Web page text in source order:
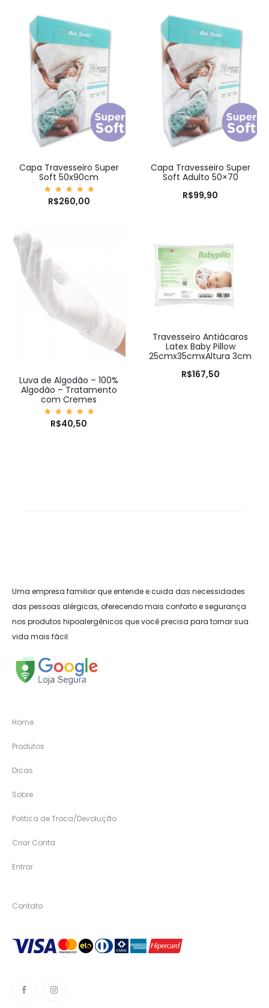
Capa Travesseiro Super
Soft 50x90cm
Avaliaç
ão
R$260,00
Capa Travesseiro Super
Soft Adulto 50×70
R$99,90
Luva de Algodão – 100%
Algodão – Tratamento
com Cremes
Avaliaç
ão
R$40,50
Travesseiro Antiácaros
Latex Baby Pillow
25cmx35cmxAltura 3cm
R$167,50
Uma empresa familiar que entende e cuida das necessidades
das pessoas alérgicas, oferecendo mais conforto e segurança
nos produtos hipoalergênicos que você precisa para tornar sua
vida mais fácil.
Home
Produtos
Dicas
Sobre
Politica de Troca/Devolução
Criar Conta
Entrar
Contato